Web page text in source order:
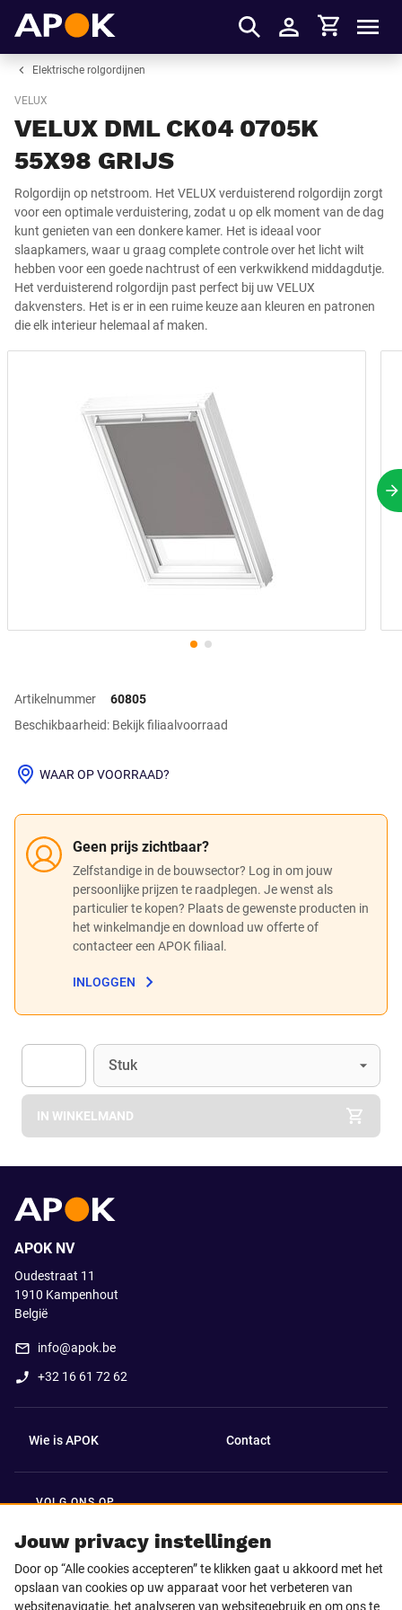
Inloggen
Winkelmandje
Elektrische rolgordijnen
VELUX
VELUX DML CK04 0705K
55X98 GRIJS
Rolgordijn op netstroom. Het VELUX verduisterend rolgordijn zorgt
voor een optimale verduistering, zodat u op elk moment van de dag
kunt genieten van een donkere kamer. Het is ideaal voor
slaapkamers, waar u graag complete controle over het licht wilt
hebben voor een goede nachtrust of een verkwikkend middagdutje.
Het verduisterend rolgordijn past perfect bij uw VELUX
dakvensters. Het is er in een ruime keuze aan kleuren en patronen
die elk interieur helemaal af maken.
Artikelnummer
60805
Beschikbaarheid: Bekijk filiaalvoorraad
Geen prijs zichtbaar?
Zelfstandige in de bouwsector? Log in om jouw
persoonlijke prijzen te raadplegen. Je wenst als
particulier te kopen? Plaats de gewenste producten in
het winkelmandje en download uw offerte of
contacteer een APOK filiaal.
INLOGGEN
WAAR OP VOORRAAD?
Apok.Product.Detail.AddToCart.Quantity (Optioneel)
Eenheid
Stuk
IN WINKELMAND
Jouw privacy instellingen
Door op “Alle cookies accepteren” te klikken gaat u akkoord met het
opslaan van cookies op uw apparaat voor het verbeteren van
websitenavigatie, het analyseren van websitegebruik en om ons te
APOK NV
Oudestraat 11
1910 Kampenhout
België
info@apok.be
+32 16 61 72 62
Wie is APOK Contact
VOLG ONS OP
Facebook LinkedIn
Instagram TikTok